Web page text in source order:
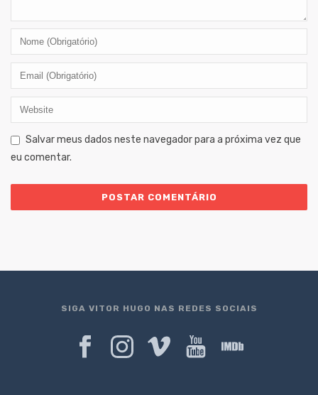
Salvar meus dados neste navegador para a próxima vez que
eu comentar.
SIGA VITOR HUGO NAS REDES SOCIAIS